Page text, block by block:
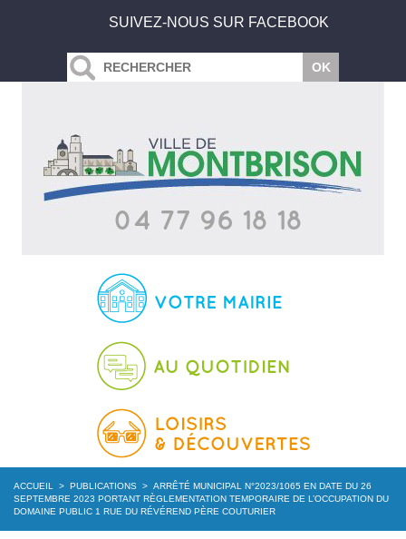
SUIVEZ-NOUS SUR FACEBOOK
ACCUEIL > PUBLICATIONS > ARRÊTÉ MUNICIPAL N°2023/1065 EN DATE DU 26
SEPTEMBRE 2023 PORTANT RÈGLEMENTATION TEMPORAIRE DE L’OCCUPATION DU
DOMAINE PUBLIC 1 RUE DU RÉVÉREND PÈRE COUTURIER